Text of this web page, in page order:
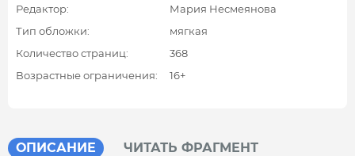
Редактор:
Мария Несмеянова
Тип обложки:
мягкая
Количество страниц:
368
Возрастные ограничения:
16+
ОПИСАНИЕ ЧИТАТЬ ФРАГМЕНТ